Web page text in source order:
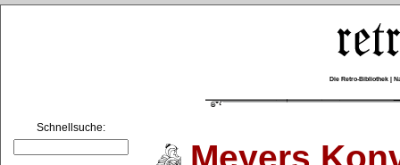
Die Retro-Bibliothek |
Schnellsuche:
Meyers